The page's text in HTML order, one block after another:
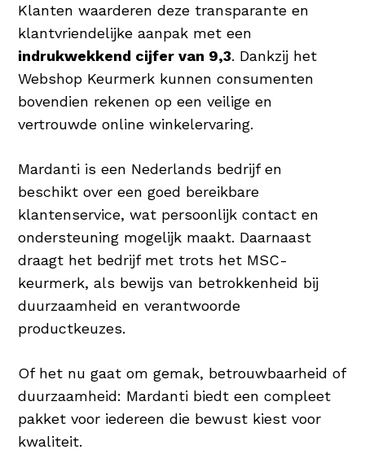
Klanten waarderen deze transparante en
klantvriendelijke aanpak met een
indrukwekkend cijfer van 9,3. Dankzij het
Webshop Keurmerk kunnen consumenten
bovendien rekenen op een veilige en
vertrouwde online winkelervaring.
Mardanti is een Nederlands bedrijf en
beschikt over een goed bereikbare
klantenservice, wat persoonlijk contact en
ondersteuning mogelijk maakt. Daarnaast
draagt het bedrijf met trots het MSC-
keurmerk, als bewijs van betrokkenheid bij
duurzaamheid en verantwoorde
productkeuzes.
Of het nu gaat om gemak, betrouwbaarheid of
duurzaamheid: Mardanti biedt een compleet
pakket voor iedereen die bewust kiest voor
kwaliteit.